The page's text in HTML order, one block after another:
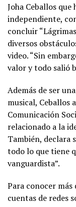
Joha Ceballos
independiente,
concluir
diversos
video. “Sin
valor y todo salió
Además de ser
musical, Ceballos
Comunicación
relacionado a la
También, declara
todo lo que tiene
vanguardista”.
Para conocer más
cuentas de redes